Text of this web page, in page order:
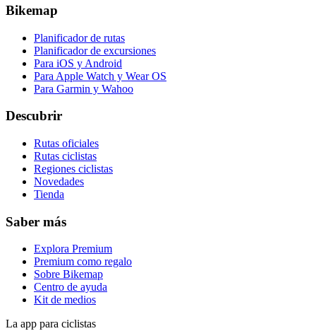
Bikemap
Planificador de rutas
Planificador de excursiones
Para iOS y Android
Para Apple Watch y Wear OS
Para Garmin y Wahoo
Descubrir
Rutas oficiales
Rutas ciclistas
Regiones ciclistas
Novedades
Tienda
Saber más
Explora Premium
Premium como regalo
Sobre Bikemap
Centro de ayuda
Kit de medios
La app para ciclistas